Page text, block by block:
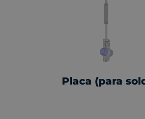
Placa (para